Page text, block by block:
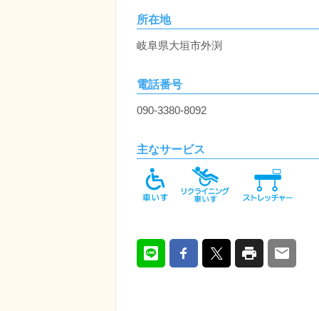
所在地
岐阜県大垣市外渕
電話番号
090-3380-8092
主なサービス